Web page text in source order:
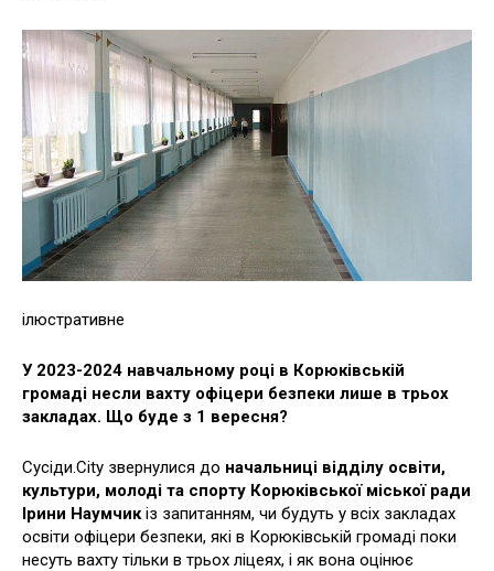
ілюстративне
У 2023-2024 навчальному році в Корюківській
громаді несли вахту офіцери безпеки лише в трьох
закладах. Що буде з 1 вересня?
Сусіди.City звернулися до начальниці відділу освіти,
культури, молоді та спорту Корюківської міської ради
Ірини Наумчикіз запитанням, чи будуть у всіх закладах
освіти офіцери безпеки, які в Корюківській громаді поки
несуть вахту тільки в трьох ліцеях, і як вона оцінює